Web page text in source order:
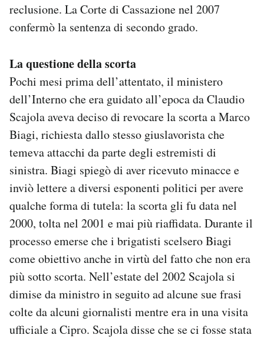
reclusione. La Corte di Cassazione nel 2007
confermò la sentenza di secondo grado.
La questione della scorta
Pochi mesi prima dell’attentato, il ministero
dell’Interno che era guidato all’epoca da Claudio
Scajola aveva deciso di revocare la scorta a Marco
Biagi, richiesta dallo stesso giuslavorista che
temeva attacchi da parte degli estremisti di
sinistra. Biagi spiegò di aver ricevuto minacce e
inviò lettere a diversi esponenti politici per avere
qualche forma di tutela: la scorta gli fu data nel
2000, tolta nel 2001 e mai più riaffidata. Durante il
processo emerse che i brigatisti scelsero Biagi
come obiettivo anche in virtù del fatto che non era
più sotto scorta. Nell’estate del 2002 Scajola si
dimise da ministro in seguito ad alcune sue frasi
colte da alcuni giornalisti mentre era in una visita
ufficiale a Cipro. Scajola disse che se ci fosse stata